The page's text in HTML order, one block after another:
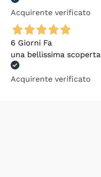
Acquirente verificato
6 Giorni Fa
una bellissima scoperta
Acquirente verificato